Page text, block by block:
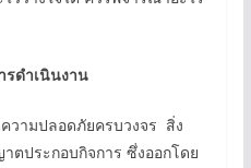
ดำเนินงาน
วามปลอดภัยครบวงจร สิ่ง
ตประกอบกิจการ ซึ่งออกโดย